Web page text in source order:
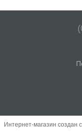
Интернет-магазин создан